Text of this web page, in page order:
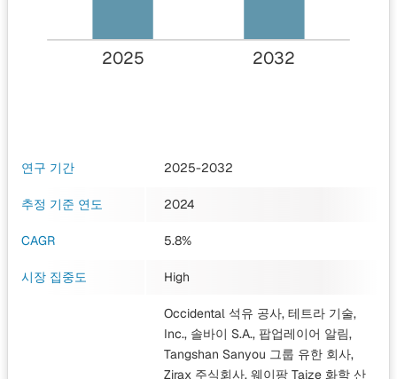
2025 2032
연구 기간 2025-2032
추정 기준 연도 2024
CAGR 5.8%
시장 집중도 High
Occidental 석유 공사, 테트라 기술,
Inc., 솔바이 S.A., 팝업레이어 알림,
Tangshan Sanyou 그룹 유한 회사,
Zirax 주식회사, 웨이팡 Taize 화학 산